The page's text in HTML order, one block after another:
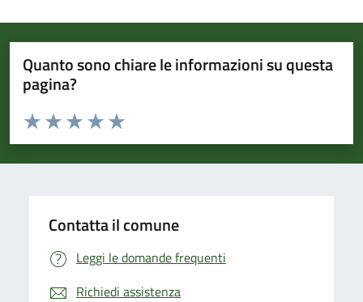
Quanto sono chiare le informazioni su questa
pagina?
Valuta da 1 a 5 stelle la pagina
Valuta 5 stelle su 5
Valuta 4 stelle su 5
Valuta 3 stelle su 5
Valuta 2 stelle su 5
Valuta 1 stelle su 5
Contatta il comune
Leggi le domande frequenti
Richiedi assistenza